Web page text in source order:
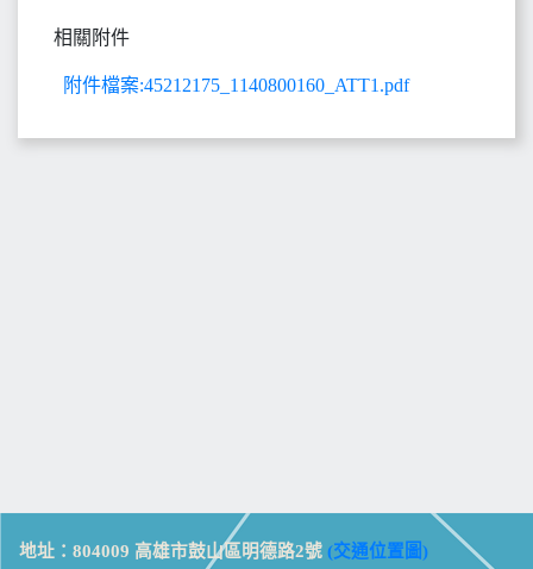
相關附件
附件檔案:45212175_1140800160_ATT1.pdf
地址：804009 高雄市鼓山區明德路2號 (交通位置圖)